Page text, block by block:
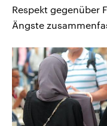
Respekt gegenüber
Ängste